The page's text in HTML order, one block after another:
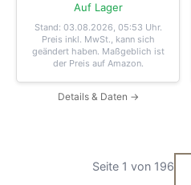
Auf Lager
Stand: 03.08.2026, 05:53 Uhr.
Preis inkl. MwSt., kann sich
geändert haben. Maßgeblich ist
der Preis auf Amazon.
Details & Daten →
Seite 1 von 196